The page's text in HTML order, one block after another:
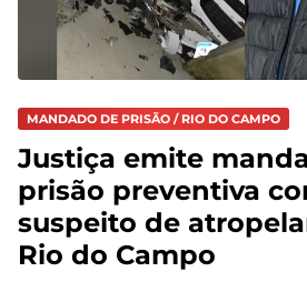
MANDADO DE PRISÃO / RIO DO CAMPO
Justiça emite
prisão preventiva
suspeito de
Rio do Campo